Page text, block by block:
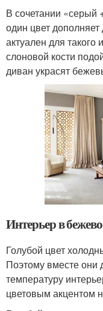
В сочетании «серый
один цвет
актуален для такого
слоновой кости
диван украсят
Интерьер в
Голубой цвет
Поэтому вместе
температуру
цветовым акцентом